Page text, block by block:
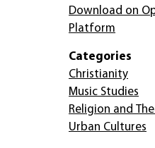
Download on
Platform
Categories
Christianity
Music Studies
Religion and
Urban Cultures